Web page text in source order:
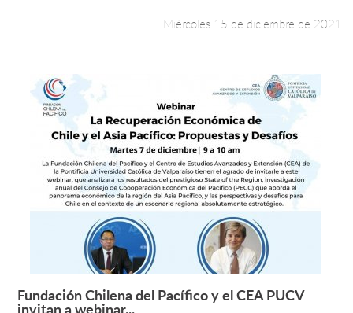
Miércoles 15 de diciembre de 2021
Leer más +
Fundación Chilena del Pacífico y el CEA PUCV
invitan a webinar...